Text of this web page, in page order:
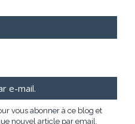
e-mail.
vous abonner à ce blog et
nouvel article par email.